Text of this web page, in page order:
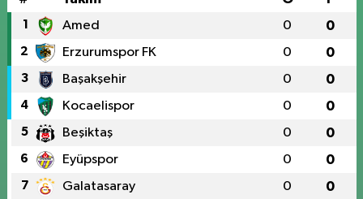
1 Amed 0 0
2 Erzurumspor FK 0 0
3 Başakşehir 0 0
4 Kocaelispor 0 0
5 Beşiktaş 0 0
6 Eyüpspor 0 0
7 Galatasaray 0 0